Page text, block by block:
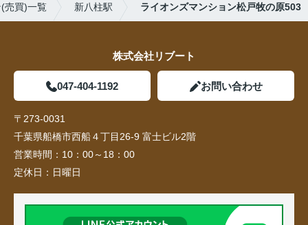
売買)一覧 新八柱駅 ライオンズマンション松戸牧の原503
株式会社リブート
047-404-1192 お問い合わせ
〒273-0031
千葉県船橋市西船４丁目26-9 富士ビル2階
営業時間： 10：00～18：00
定休日： 日曜日